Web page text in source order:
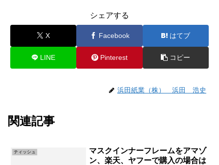
シェアする
X Facebook はてブ
LINE Pinterest コピー
浜田紙業（株） 浜田 浩史
関連記事
ティッシュ
マスクインナーフレームをアマゾ
ン、楽天、ヤフーで購入の場合は